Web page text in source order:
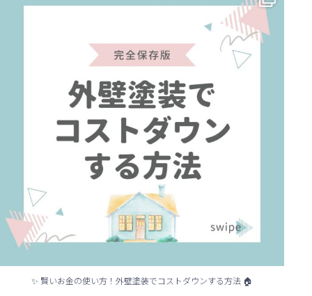
✨ 賢いお金の使い方！外壁塗装でコストダウンする方法 🏠